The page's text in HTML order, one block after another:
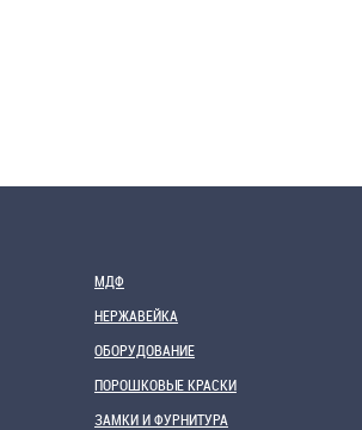
МДФ
НЕРЖАВЕЙКА
ОБОРУДОВАНИЕ
ПОРОШКОВЫЕ КРАСКИ
ЗАМКИ И ФУРНИТУРА